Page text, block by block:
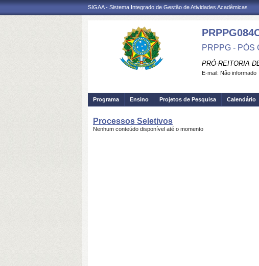
SIGAA - Sistema Integrado de Gestão de Atividades Acadêmicas
PRPPG - PÓS
PRÓ-REITORIA
E-mail: Não informado
Programa Ensino Projetos de Pesquisa Calendário
Processos Seletivos
Nenhum conteúdo disponível até o momento